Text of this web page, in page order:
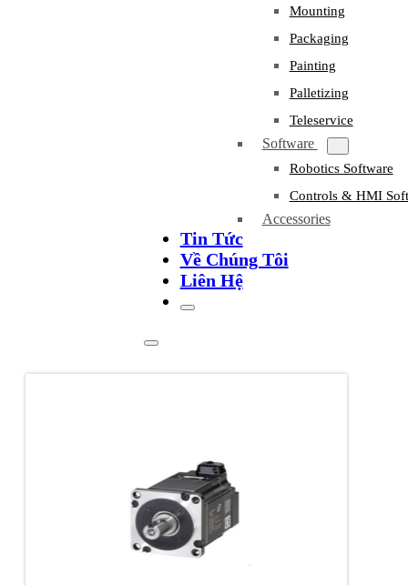
Mounting
Packaging
Painting
Palletizing
Teleservice
Software
Robotics Software
Controls & HMI
Accessories
Tin Tức
Về Chúng Tôi
Liên Hệ